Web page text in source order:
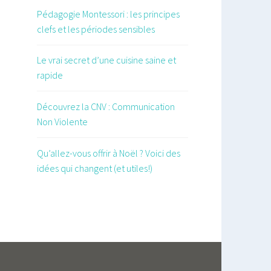
Pédagogie Montessori : les principes
clefs et les périodes sensibles
Le vrai secret d’une cuisine saine et
rapide
Découvrez la CNV : Communication
Non Violente
Qu’allez-vous offrir à Noël ? Voici des
idées qui changent (et utiles!)